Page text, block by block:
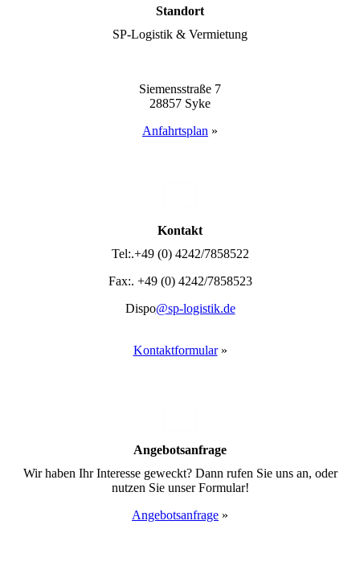
Standort
SP-Logistik & Vermie­tung
Siemensstraße 7
28857 Syke
Anfahrts­plan »
Kontakt
Tel:.+49 (0) 4242/7858522
Fax:. +49 (0) 4242/7858523
Dispo@sp-logistik.de
Kontakt­formular»
Angebots­anfrage
Wir haben Ihr Interesse geweckt? Dann rufen Sie uns an, oder
nutzen Sie unser Formular!
Angebots­anfrage »